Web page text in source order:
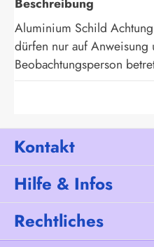
Aluminium Schild
dürfen nur auf
Beobachtungsperson
Kontakt
Hilfe & Infos
Rechtliches